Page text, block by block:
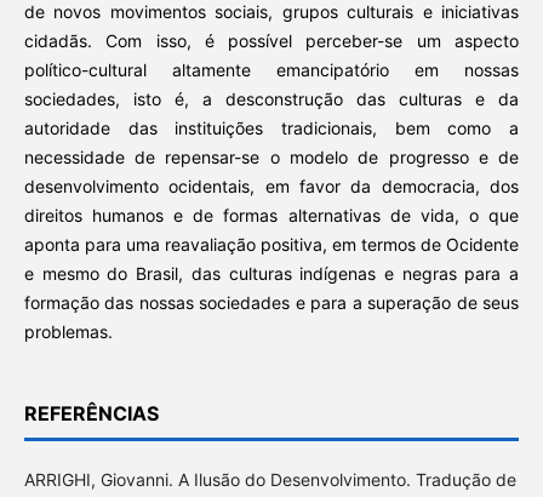
de novos movimentos sociais, grupos culturais e iniciativas
cidadãs. Com isso, é possível perceber-se um aspecto
político-cultural altamente emancipatório em nossas
sociedades, isto é, a desconstrução das culturas e da
autoridade das instituições tradicionais, bem como a
necessidade de repensar-se o modelo de progresso e de
desenvolvimento ocidentais, em favor da democracia, dos
direitos humanos e de formas alternativas de vida, o que
aponta para uma reavaliação positiva, em termos de Ocidente
e mesmo do Brasil, das culturas indígenas e negras para a
formação das nossas sociedades e para a superação de seus
problemas.
REFERÊNCIAS
ARRIGHI, Giovanni. A Ilusão do Desenvolvimento. Tradução de